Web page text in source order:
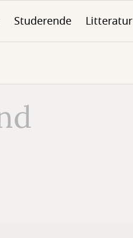
Studerende Litteratur